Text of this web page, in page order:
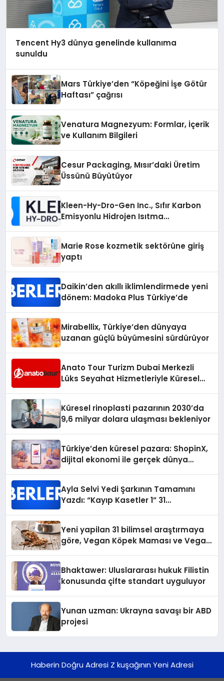
Tencent Hy3 dünya genelinde kullanıma
sunuldu
Mars Türkiye’den “Köpeğini İşe Götür
Haftası” çağrısı
Venatura Magnezyum: Formlar, İçerik
ve Kullanım Bilgileri
Cesur Packaging, Mısır’daki Üretim
Üssünü Büyütüyor
Kleen-Hy-Dro-Gen Inc., Sıfır Karbon
Emisyonlu Hidrojen Isıtma
Marie Rose kozmetik sektörüne giriş
yaptı
Daikin’den akıllı iklimlendirmede yeni
dönem: Madoka Plus Türkiye’de
Mirabellix, Türkiye’den dünyaya
uzanan güçlü büyümesini sürdürüyor
Anato Tour Turizm Dubai Merkezli
Lüks Seyahat Hizmetleriyle Küresel
Küresel rinoplasti pazarının 2030’da
9,6 milyar dolara ulaşması bekleniyor
Türkiye’den küresel pazara: ShopinX,
dijital ekonomi ile gerçek dünya
Ayla Selvi Yedi Şarkının Tamamını
Yazdı: “Kayıp Kasetler 1” 31
Yeni yapilan 31 bilimsel araştırmaya
göre, Vegan Köpek Maması ve Vegan
Bhaktawer: Uluslararası hukuk Filistin
konusunda çifte standart uyguluyor
Yunan uzman: Ukrayna savaşı bir ABD
projesi
Haberin Doğru Adresi Z kuşağının Yeni Adresi